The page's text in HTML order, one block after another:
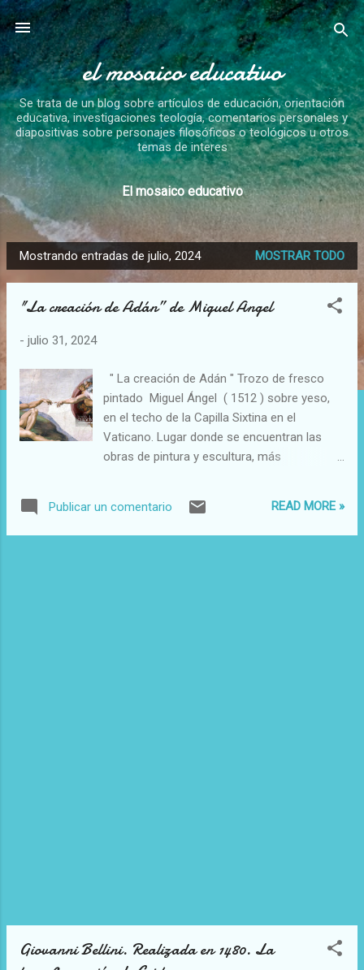
Ir al contenido principal
el mosaico educativo
Se trata de un blog sobre artículos de educación, orientación
educativa, investigaciones teología, comentarios personales y
diapositivas sobre personajes filosóficos o teológicos u otros
temas de interes
El mosaico educativo
E
n
Mostrando entradas de julio, 2024 MOSTRAR TODO
"La creación de Adán” de Miguel Angel
- julio 31, 2024
" La creación de Adán " Trozo de fresco
pintado Miguel Ángel ( 1512 ) sobre yeso,
en el techo de la Capilla Sixtina en el
Vaticano. Lugar donde se encuentran las
obras de pintura y escultura, más
Publicar un comentario READ MORE »
Giovanni Bellini. Realizada en 1480. La